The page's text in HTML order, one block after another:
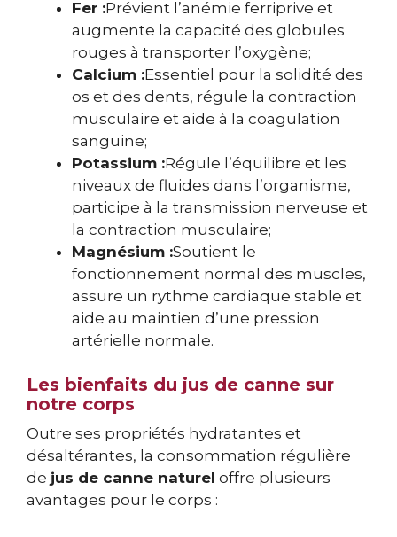
Fer :Prévient l’anémie ferriprive et
augmente la capacité des globules
rouges à transporter l’oxygène;
Calcium :Essentiel pour la solidité des
os et des dents, régule la contraction
musculaire et aide à la coagulation
sanguine;
Potassium :Régule l’équilibre et les
niveaux de fluides dans l’organisme,
participe à la transmission nerveuse et
la contraction musculaire;
Magnésium :Soutient le
fonctionnement normal des muscles,
assure un rythme cardiaque stable et
aide au maintien d’une pression
artérielle normale.
Les bienfaits du jus de canne sur
notre corps
Outre ses propriétés hydratantes et
désaltérantes, la consommation régulière
de jus de canne naturel offre plusieurs
avantages pour le corps :